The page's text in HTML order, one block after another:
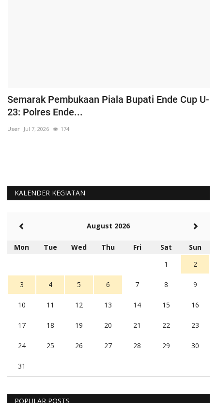
Semarak Pembukaan Piala Bupati Ende Cup U-
23: Polres Ende...
User Jul 7, 2026 174
KALENDER KEGIATAN
August 2026
Mon Tue Wed Thu Fri Sat
Sun
1
2
3 4 5 6 7 8 9
10 11 12 13 14 15 16
17 18 19 20 21 22 23
24 25 26 27 28 29 30
31
POPULAR POSTS